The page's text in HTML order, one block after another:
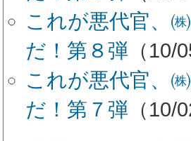
これが悪代官、
だ！第８弾 （10/
これが悪代官、
だ！第７弾 （10/